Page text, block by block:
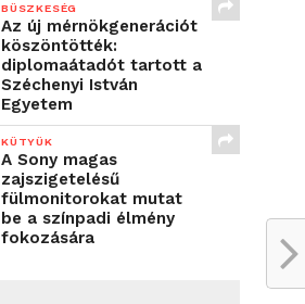
BÜSZKESÉG
Az új mérnökgenerációt
köszöntötték:
diplomaátadót tartott a
Széchenyi István
Egyetem
KÜTYÜK
A Sony magas
zajszigetelésű
fülmonitorokat mutat
be a színpadi élmény
fokozására